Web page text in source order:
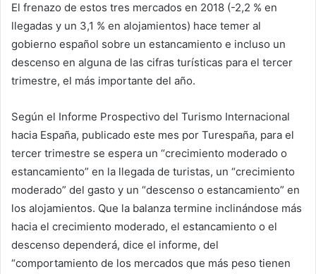
El frenazo de estos tres mercados en 2018 (-2,2 % en
llegadas y un 3,1 % en alojamientos) hace temer al
gobierno español sobre un estancamiento e incluso un
descenso en alguna de las cifras turísticas para el tercer
trimestre, el más importante del año.
Según el Informe Prospectivo del Turismo Internacional
hacia España, publicado este mes por Turespaña, para el
tercer trimestre se espera un “crecimiento moderado o
estancamiento” en la llegada de turistas, un “crecimiento
moderado” del gasto y un “descenso o estancamiento” en
los alojamientos. Que la balanza termine inclinándose más
hacia el crecimiento moderado, el estancamiento o el
descenso dependerá, dice el informe, del
“comportamiento de los mercados que más peso tienen